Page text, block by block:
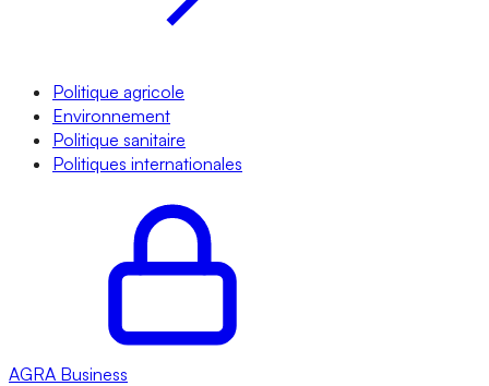
Politique agricole
Environnement
Politique sanitaire
Politiques internationales
AGRA Business